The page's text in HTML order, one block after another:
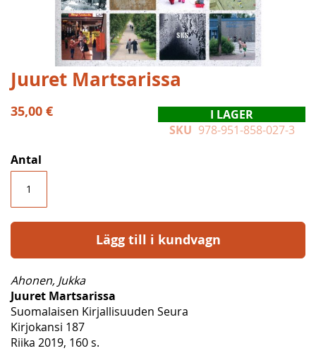
Hoppa
till
början
av
Juuret Martsarissa
35,00 €
I LAGER
SKU 978-951-858-027-3
Antal
Lägg till i kundvagn
Ahonen, Jukka
Juuret Martsarissa
Suomalaisen Kirjallisuuden Seura
Kirjokansi 187
Riika 2019, 160 s.